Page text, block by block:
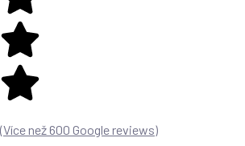
(Více než 600 Google reviews)